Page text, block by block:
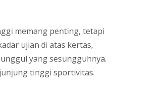
memang penting, tetapi
ujian di atas kertas,
yang sesungguhnya.
tinggi sportivitas.